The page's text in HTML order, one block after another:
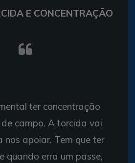
E CONCENTRAÇÃO
ter concentração
campo. A torcida vai
nos apoiar. Tem que ter
quando erra um passe,